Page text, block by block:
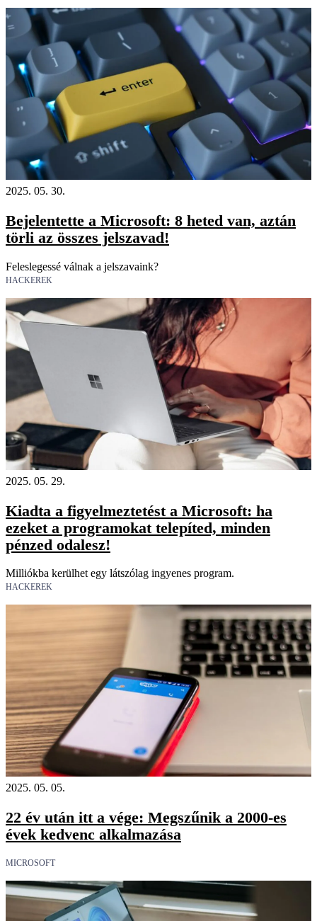
2025. 05. 30.
Bejelentette a Microsoft: 8 heted van, aztán
törli az összes jelszavad!
Feleslegessé válnak a jelszavaink?
HACKEREK
2025. 05. 29.
Kiadta a figyelmeztetést a Microsoft: ha
ezeket a programokat telepíted, minden
pénzed odalesz!
Milliókba kerülhet egy látszólag ingyenes program.
HACKEREK
2025. 05. 05.
22 év után itt a vége: Megszűnik a 2000-es
évek kedvenc alkalmazása
MICROSOFT